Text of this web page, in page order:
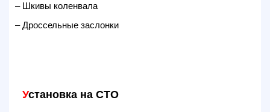
– Шкивы коленвала
– Дроссельные заслонки
Установка на СТО